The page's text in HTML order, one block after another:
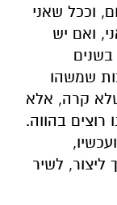
וככל שאני
ואם יש
שמשהו
קרה, אלא
בהווה.
ליצור, לשיר